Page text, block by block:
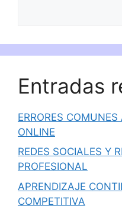
Entradas
ERRORES
ONLINE
REDES SOCIALES Y
PROFESIONAL
APRENDIZAJE
COMPETITIVA